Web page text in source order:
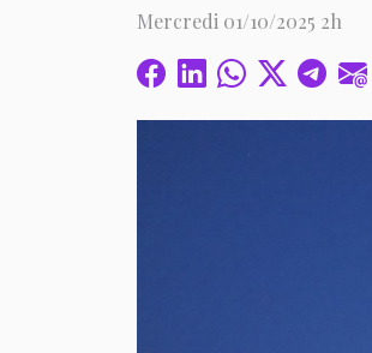
Mercredi 01/10/2025 2h